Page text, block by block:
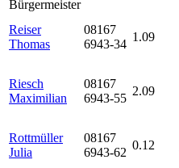
Bürgermeister
Reiser
Thomas
08167
6943-34
1.09
Riesch
Maximilian
08167
6943-55
2.09
Rottmüller
Julia
08167
6943-62
0.12